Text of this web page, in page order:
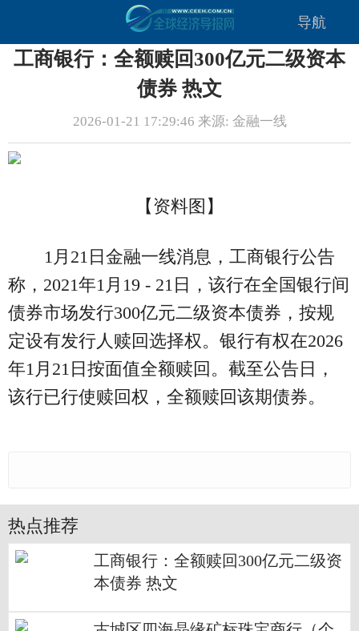
导航
工商银行：全额赎回300亿元二级资本
债券 热文
2026-01-21 17:29:46 来源: 金融一线
【资料图】
1月21日金融一线消息，工商银行公告
称，2021年1月19 - 21日，该行在全国银行间
债券市场发行300亿元二级资本债券，按规
定设有发行人赎回选择权。银行有权在2026
年1月21日按面值全额赎回。截至公告日，
该行已行使赎回权，全额赎回该期债券。
热点推荐
工商银行：全额赎回300亿元二级资
本债券 热文